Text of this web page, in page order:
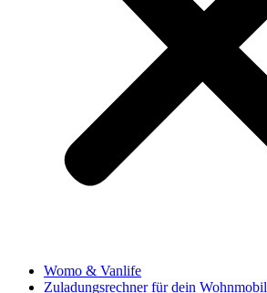
Womo & Vanlife
Zuladungsrechner für dein Wohnmobil